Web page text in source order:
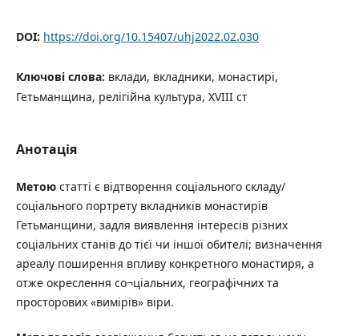
DOI: https://doi.org/10.15407/uhj2022.02.030
Ключові слова: вклади, вкладники, монастирі,
Гетьманщина, релігійна культура, XVIII ст
Анотація
Метоюстатті є відтворення соціального складу/
соціального портрету вкладників монастирів
Гетьманщини, задля виявлення інтересів різних
соціальних станів до тієї чи іншої обителі; визначення
ареалу поширення впливу конкретного монастиря, а
отже окреслення со¬ціальних, географічних та
просторових «вимірів» віри.